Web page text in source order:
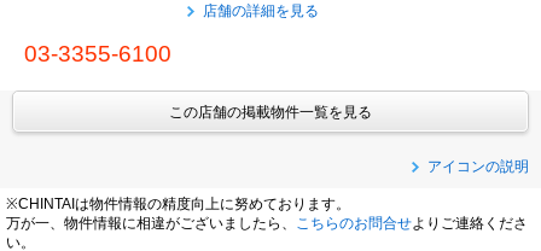
店舗の詳細を見る
03-3355-6100
この店舗の掲載物件一覧を見る
アイコンの説明
※CHINTAIは物件情報の精度向上に努めております。
万が一、物件情報に相違がございましたら、
こちらのお問合せよりご連絡くださ
い。